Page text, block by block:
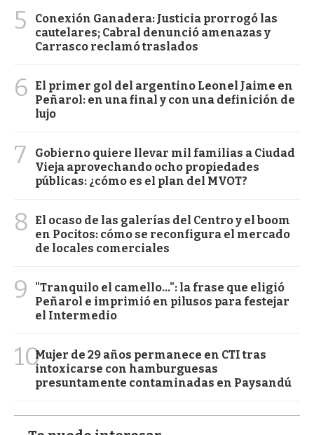
5
Conexión Ganadera: Justicia prorrogó las
cautelares; Cabral denunció amenazas y
Carrasco reclamó traslados
6
El primer gol del argentino Leonel Jaime en
Peñarol: en una final y con una definición de
lujo
7
Gobierno quiere llevar mil familias a Ciudad
Vieja aprovechando ocho propiedades
públicas: ¿cómo es el plan del MVOT?
8
El ocaso de las galerías del Centro y el boom
en Pocitos: cómo se reconfigura el mercado
de locales comerciales
9
"Tranquilo el camello...": la frase que eligió
Peñarol e imprimió en pilusos para festejar
el Intermedio
10Mujer de 29 años permanece en CTI tras
intoxicarse con hamburguesas
presuntamente contaminadas en Paysandú